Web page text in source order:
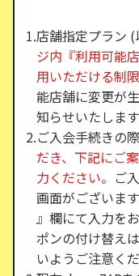
店舗指定プラン (
ジ内『利用可能
用いただける制
能店舗に変更が
知らせいたします
ご入会手続きの際
だき、下記にご
力ください。 ご
画面がございま
』欄にて入力を
ポンの付け替え
いようご注意くだ